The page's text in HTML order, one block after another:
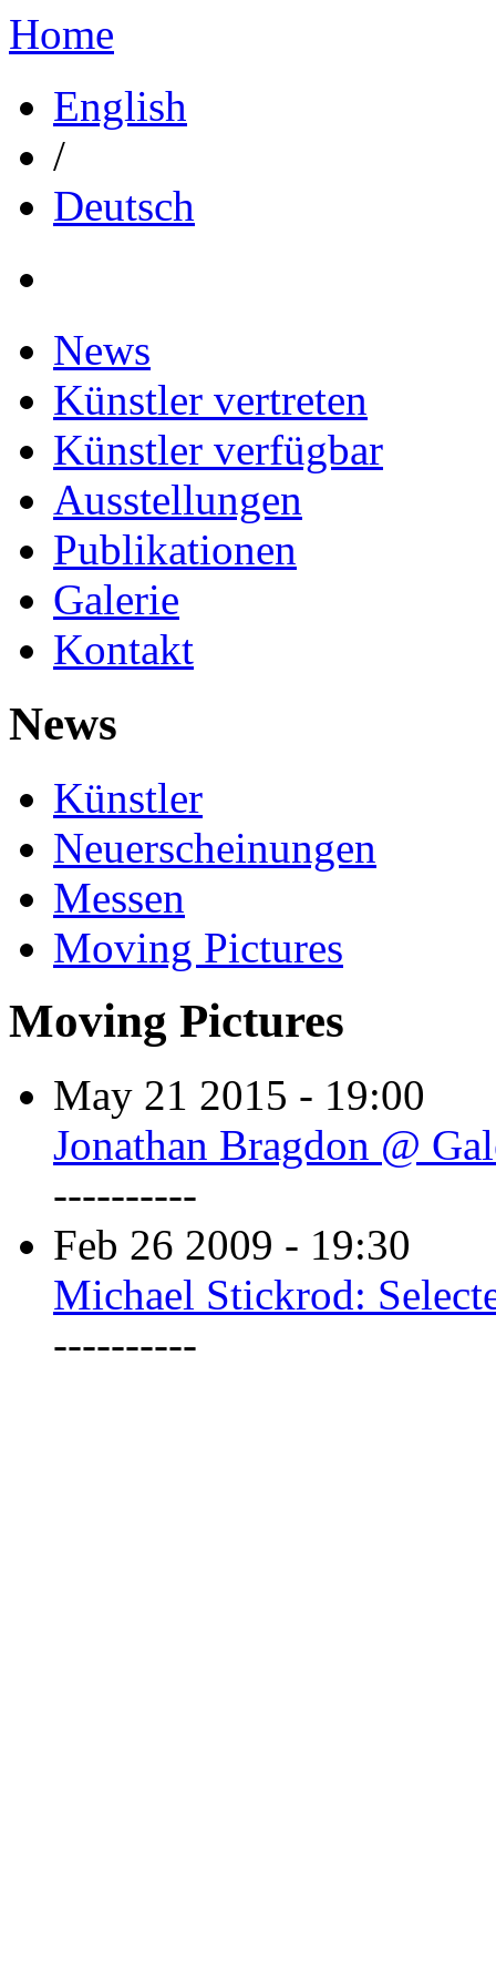
Home
English
/
Deutsch
News
Künstler vertreten
Künstler verfügbar
Ausstellungen
Publikationen
Galerie
Kontakt
News
Künstler
Neuerscheinungen
Messen
Moving Pictures
Moving Pictures
May 21 2015 - 19:00
Jonathan Bragdon @
----------
Feb 26 2009 - 19:30
Michael Stickrod:
----------